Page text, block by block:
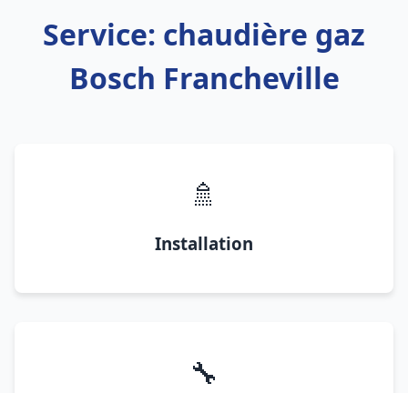
Service: chaudière gaz
Bosch Francheville
🚿
Installation
🔧